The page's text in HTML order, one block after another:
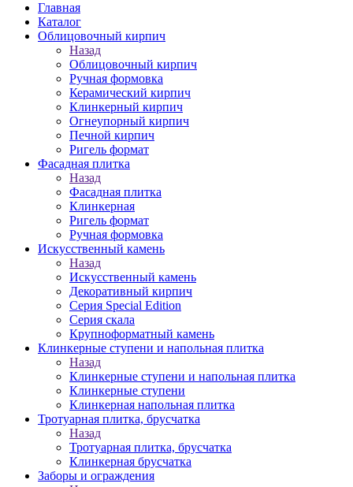
Главная
Каталог
Облицовочный кирпич
Назад
Облицовочный кирпич
Ручная формовка
Керамический кирпич
Клинкерный кирпич
Огнеупорный кирпич
Печной кирпич
Ригель формат
Фасадная плитка
Назад
Фасадная плитка
Клинкерная
Ригель формат
Ручная формовка
Искусственный камень
Назад
Искусственный камень
Декоративный кирпич
Серия Special Edition
Серия скала
Крупноформатный камень
Клинкерные ступени и напольная плитка
Назад
Клинкерные ступени и напольная плитка
Клинкерные ступени
Клинкерная напольная плитка
Тротуарная плитка, брусчатка
Назад
Тротуарная плитка, брусчатка
Клинкерная брусчатка
Заборы и ограждения